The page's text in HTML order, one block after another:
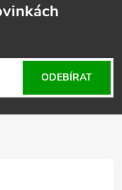
ODEBÍRAT